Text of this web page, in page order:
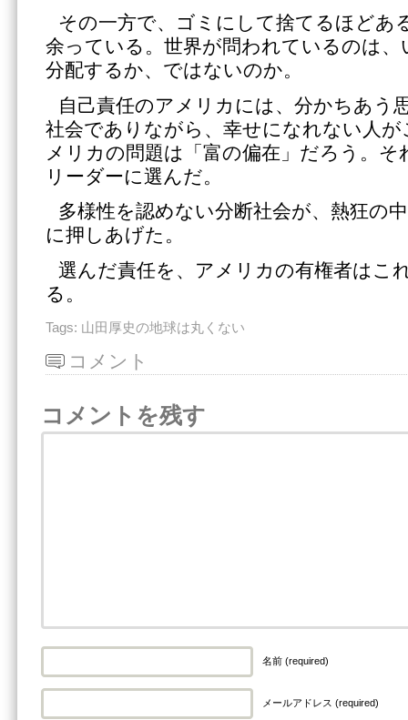
その一方で、ゴミにして捨てるほどあ
余っている。世界が問われているのは、
分配するか、ではないのか。
自己責任のアメリカには、分かちあう
社会でありながら、幸せになれない人
メリカの問題は「富の偏在」だろう。そ
リーダーに選んだ。
多様性を認めない分断社会が、熱狂の
に押しあげた。
選んだ責任を、アメリカの有権者はこ
る。
Tags: 山田厚史の地球は丸くない
コメント
コメントを残す
名前 (required)
メールアドレス (required)